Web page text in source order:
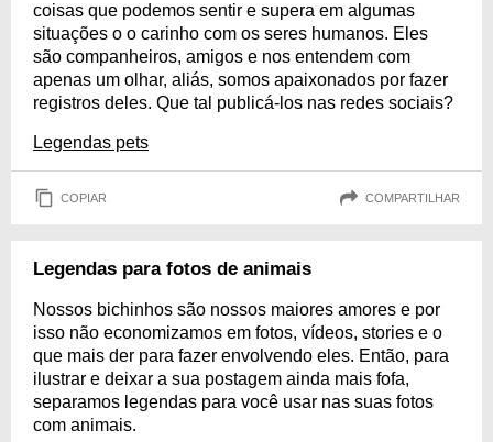
coisas que podemos sentir e supera em algumas
situações o o carinho com os seres humanos. Eles
são companheiros, amigos e nos entendem com
apenas um olhar, aliás, somos apaixonados por fazer
registros deles. Que tal publicá-los nas redes sociais?
Legendas pets
COPIAR COMPARTILHAR
Legendas para fotos de animais
Nossos bichinhos são nossos maiores amores e por
isso não economizamos em fotos, vídeos, stories e o
que mais der para fazer envolvendo eles. Então, para
ilustrar e deixar a sua postagem ainda mais fofa,
separamos legendas para você usar nas suas fotos
com animais.